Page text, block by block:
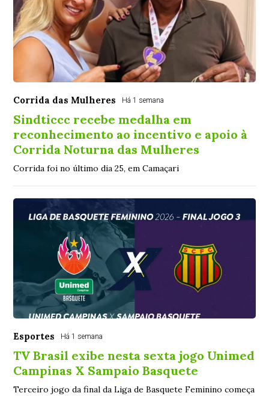
Corrida das Mulheres Há 1 semana
Sindticcc recebe medalha em
reconhecimento ao incentivo e apoio à
Corrida Noturna das Mulheres
Corrida foi no último dia 25, em Camaçari
Esportes Há 1 semana
TV Brasil exibe nesta sexta jogo Unimed
Campinas X Sampaio Basquete
Terceiro jogo da final da Liga de Basquete Feminino começa